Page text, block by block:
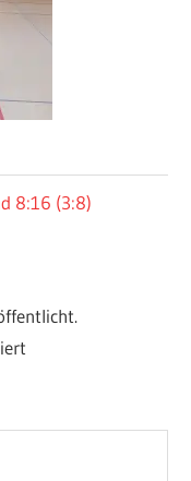
8:16 (3:8)